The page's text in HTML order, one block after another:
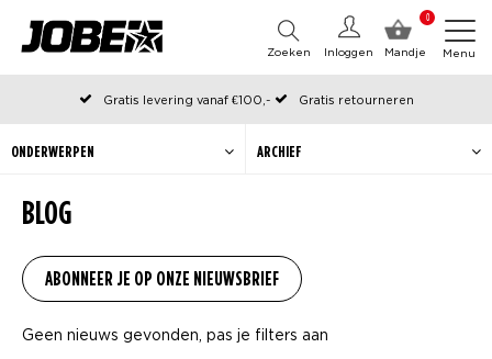
0
Mandje
Inloggen
Zoeken Menu
Gratis levering vanaf €100,-
Gratis retourneren
Officiële Jobe webshop
Op werkdagen voor 12:00 uur besteld, dezelfde dag verzonden
BLOG
ONDERWERPEN ARCHIEF
Geen nieuws gevonden, pas je filters aan